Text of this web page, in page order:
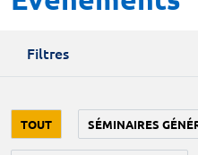
Filtres
TOUT SÉMINAIRES